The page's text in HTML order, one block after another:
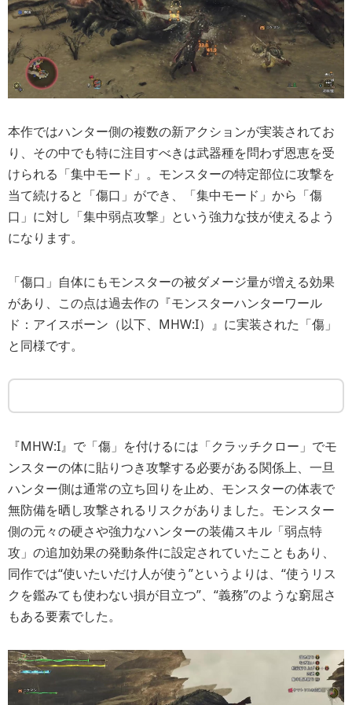
本作ではハンター側の複数の新アクションが実装されてお
り、その中でも特に注目すべきは武器種を問わず恩恵を受
けられる「集中モード」。モンスターの特定部位に攻撃を
当て続けると「傷口」ができ、「集中モード」から「傷
口」に対し「集中弱点攻撃」という強力な技が使えるよう
になります。
「傷口」自体にもモンスターの被ダメージ量が増える効果
があり、この点は過去作の『モンスターハンターワール
ド：アイスボーン（以下、MHW:I）』に実装された「傷」
と同様です。
『MHW:I』で「傷」を付けるには「クラッチクロー」でモ
ンスターの体に貼りつき攻撃する必要がある関係上、一旦
ハンター側は通常の立ち回りを止め、モンスターの体表で
無防備を晒し攻撃されるリスクがありました。モンスター
側の元々の硬さや強力なハンターの装備スキル「弱点特
攻」の追加効果の発動条件に設定されていたこともあり、
同作では“使いたいだけ人が使う”というよりは、“使うリス
クを鑑みても使わない損が目立つ”、“義務”のような窮屈さ
もある要素でした。